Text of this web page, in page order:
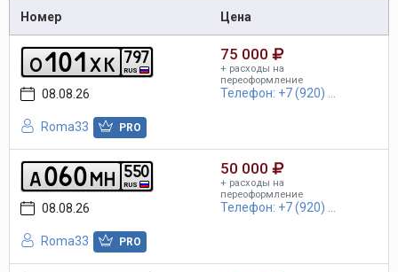
Номер Цена
o101xk RUS
797
08.08.26
Roma33 PRO
75 000
+ расходы на
переоформление
Телефон: +7 (920) ...
a060mh RUS
550
08.08.26
Roma33 PRO
50 000
+ расходы на
переоформление
Телефон: +7 (920) ...